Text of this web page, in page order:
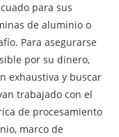
para sus
de aluminio o
Para asegurarse
por su dinero,
exhaustiva y buscar
trabajado con el
de procesamiento
marco de